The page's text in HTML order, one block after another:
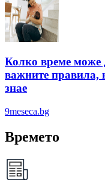
Колко време може
важните правила,
знае
9meseca.bg
Времето